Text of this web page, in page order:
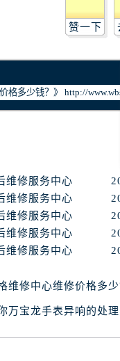
号国际金融大厦7层G
57号万科金融中心C
139号恒隆广场写字
号圆融广场写字楼16
港街199号苏州中心办
号万象城华润大厦
号浦西万达中心写
华润大厦B座22层04室
号万达金融中心A座
727号中银大厦A座(
号同德昆明广场写字
88号华侨城长安国际
5号海口华润大厦B座
赞一下
维修服务中心
维修服务中心
维修服务中心
维修服务中心
维修服务中心
维修中心维修价格多少
万宝龙手表异响的处